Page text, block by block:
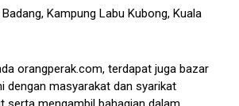
Kampung Labu Kubong, Kuala
orangperak.com, terdapat juga bazar
dengan masyarakat dan syarikat